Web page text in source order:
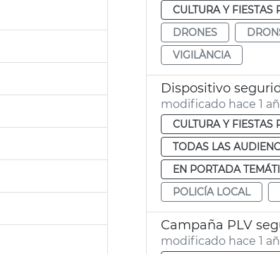
CULTURA Y FIESTAS
DRONES
VIGILÀNCIA
Dispositivo
modificado hace 1
CULTURA Y FIESTAS
TODAS LAS
EN PORTADA
POLICÍA LOCAL
Campaña PLV
modificado hace 1